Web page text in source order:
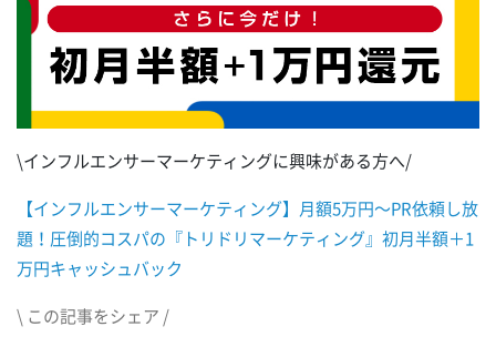
\インフルエンサーマーケティングに興味がある方へ/
【インフルエンサーマーケティング】月額5万円～PR依頼し放
題！圧倒的コスパの『トリドリマーケティング』初月半額＋1
万円キャッシュバック
\ この記事をシェア /